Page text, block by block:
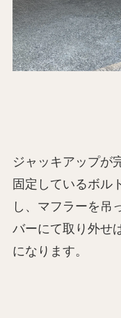
ジャッキアップが
固定しているボル
し、マフラーを吊
バーにて取り外せ
になります。